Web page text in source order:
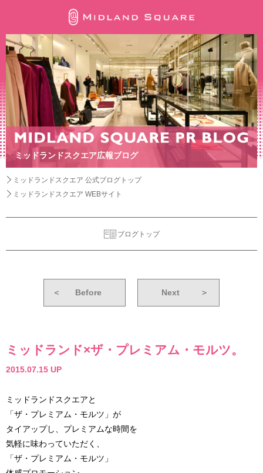
ミッドランドスクエア広報ブログ
ミッドランドスクエア 公式ブログトップ
ミッドランドスクエア WEBサイト
ブログトップ
＜ Before Next ＞
ミッドランド×ザ・プレミアム・モルツ。
2015.07.15 UP
ミッドランドスクエアと
「ザ・プレミアム・モルツ」が
タイアップし、プレミアムな時間を
気軽に味わっていただく、
「ザ・プレミアム・モルツ」